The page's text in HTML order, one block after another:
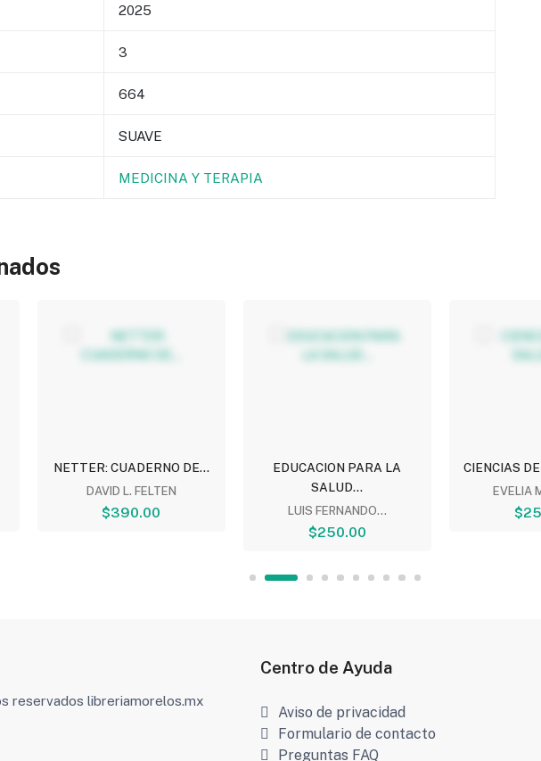
2025
3
664
SUAVE
MEDICINA Y TERAPIA
NETTER: CUADERNO DE...
DAVID L. FELTEN
$390.00
EDUCACION PARA LA
SALUD...
LUIS FERNANDO...
$250.00
CIENCIAS
EVELIA
reservados libreriamorelos.mx
Centro de Ayuda
Aviso de privacidad
Formulario de contacto
Preguntas FAQ